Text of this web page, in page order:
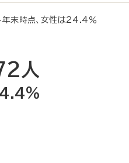
時点、女性は24.4％
人
％